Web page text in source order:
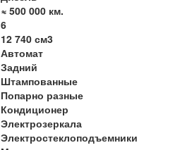
≈ 500 000 км.
6
12 740 см3
Автомат
Задний
Штампованные
Попарно разные
Кондиционер
Электрозеркала
Электростеклоподъемники